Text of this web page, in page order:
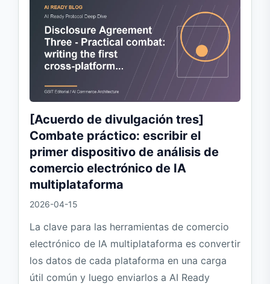
[Acuerdo de divulgación tres]
Combate práctico: escribir el
primer dispositivo de análisis de
comercio electrónico de IA
multiplataforma
2026-04-15
La clave para las herramientas de comercio
electrónico de IA multiplataforma es convertir
los datos de cada plataforma en una carga
útil común y luego enviarlos a AI Ready